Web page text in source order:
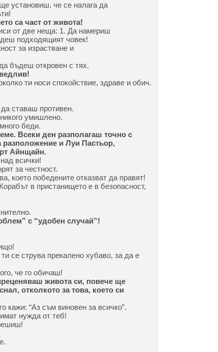
установиш, че се налага да
са част от живота!
от две неща: 1. Да намериш
подходящият човек!
за израстване и
бъдеш откровен с тях.
ти носи спокойствие, здраве и обич.
ставаш противен.
умишлено.
беди.
Всеки ден разполагаш точно с
разположение и Луи Пастьор,
Айнщайн.
всички!
за честност.
което победените отказват да правят!
в пристанището е в безопасност,
с “удобен случай”!
се струва прекалено хубаво, за да е
че го обичаш!
живота си, повече ще
отколкото за това, което си
кажи: “Аз съм виновен за всичко”.
нужда от теб!